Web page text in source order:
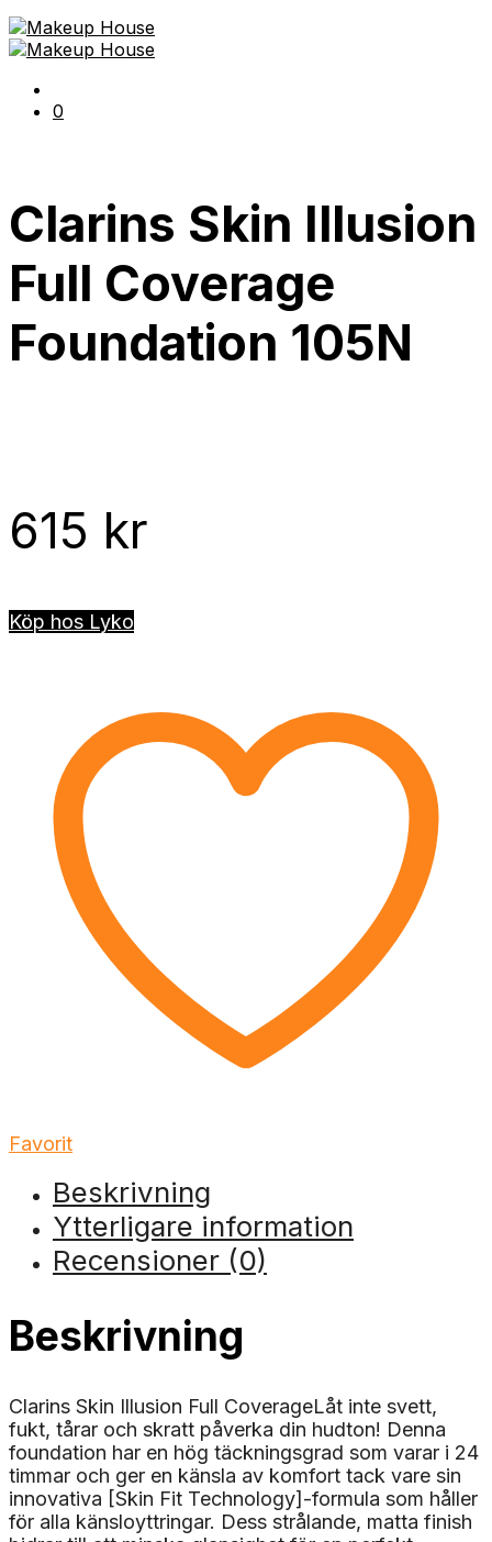
0
Clarins Skin Illusion
Full Coverage
Foundation 105N
615 kr
Köp hos Lyko
Favorit
Beskrivning
Ytterligare information
Recensioner (0)
Beskrivning
Clarins Skin Illusion Full CoverageLåt inte svett,
fukt, tårar och skratt påverka din hudton! Denna
foundation har en hög täckningsgrad som varar i 24
timmar och ger en känsla av komfort tack vare sin
innovativa [Skin Fit Technology]-formula som håller
för alla känsloyttringar. Dess strålande, matta finish